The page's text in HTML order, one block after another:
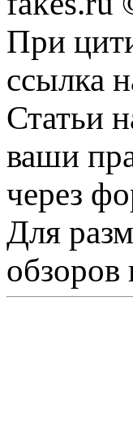
При
ссылка
Статьи
ваши
через
Для
обзоров